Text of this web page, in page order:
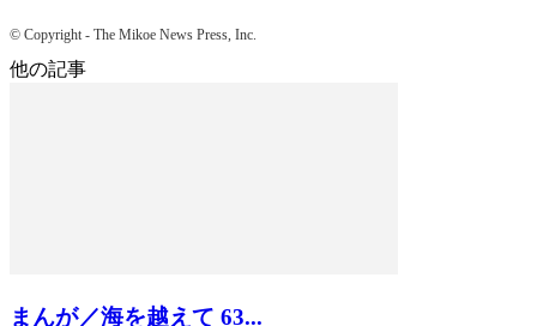
© Copyright - The Mikoe News Press, Inc.
他の記事
まんが／海を越えて 63...